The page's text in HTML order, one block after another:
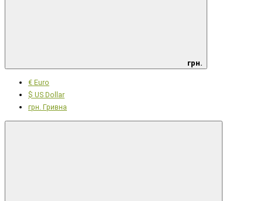
грн.
€ Euro
$ US Dollar
грн. Гривна